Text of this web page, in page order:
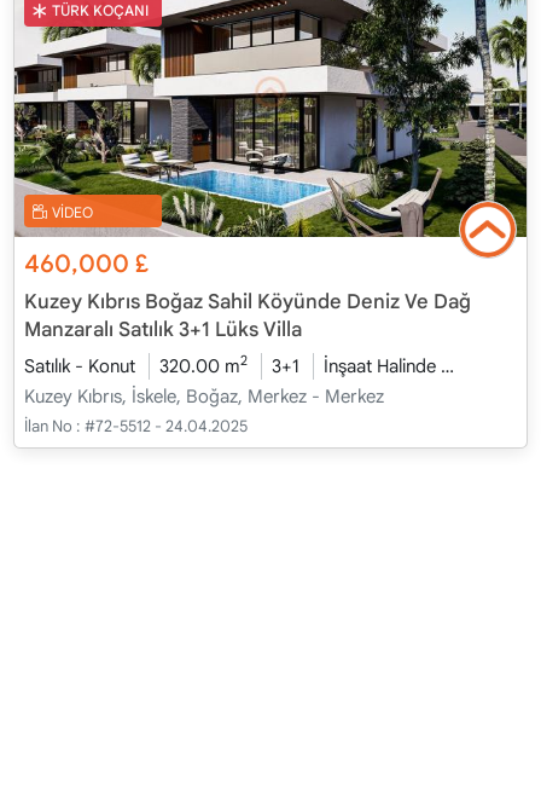
TÜRK KOÇANI
VİDEO
460,000 £
Kuzey Kıbrıs Boğaz Sahil Köyünde Deniz Ve Dağ
Manzaralı Satılık 3+1 Lüks Villa
Satılık - Konut 320.00 m2 3+1 İnşaat Halinde
Kuzey Kıbrıs, İskele, Boğaz, Merkez - Merkez
İlan No : #72-5512 - 24.04.2025